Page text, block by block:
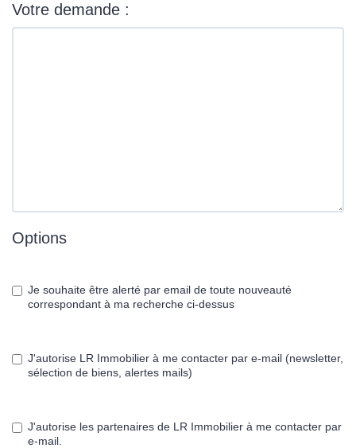
Votre demande :
Options
Je souhaite être alerté par email de toute nouveauté
correspondant à ma recherche ci-dessus
J'autorise LR Immobilier à me contacter par e-mail (newsletter,
sélection de biens, alertes mails)
J'autorise les partenaires de LR Immobilier à me contacter par
e-mail.